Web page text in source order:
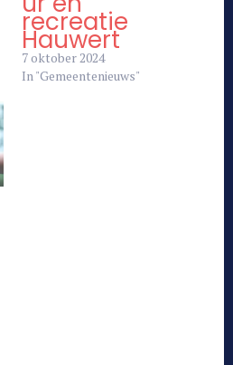
recreatie
Hauwert
7 oktober 2024
In "Gemeentenieuws"